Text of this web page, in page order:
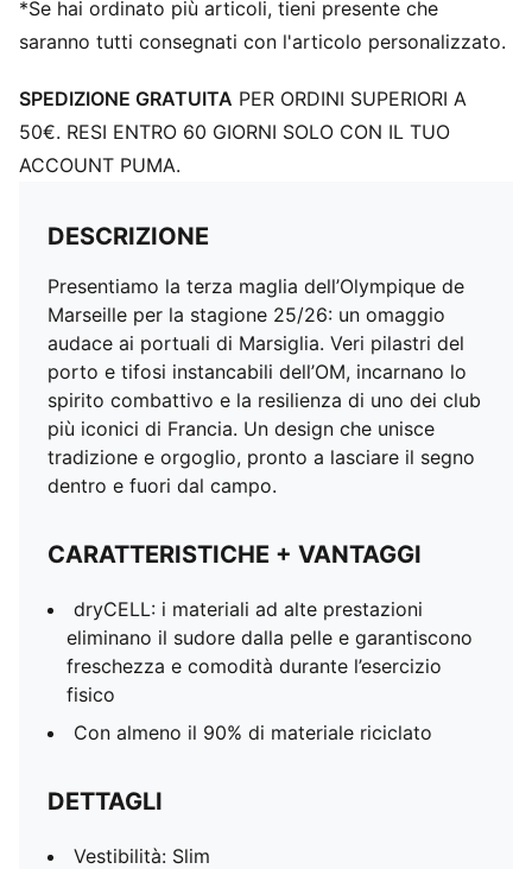
*Se hai ordinato più articoli, tieni presente che
saranno tutti consegnati con l'articolo personalizzato.
SPEDIZIONE GRATUITA PER ORDINI SUPERIORI A
50€. RESI ENTRO 60 GIORNI SOLO CON IL TUO
ACCOUNT PUMA.
DESCRIZIONE
Presentiamo la terza maglia dell’Olympique de
Marseille per la stagione 25/26: un omaggio
audace ai portuali di Marsiglia. Veri pilastri del
porto e tifosi instancabili dell’OM, incarnano lo
spirito combattivo e la resilienza di uno dei club
più iconici di Francia. Un design che unisce
tradizione e orgoglio, pronto a lasciare il segno
dentro e fuori dal campo.
CARATTERISTICHE + VANTAGGI
dryCELL: i materiali ad alte prestazioni
eliminano il sudore dalla pelle e garantiscono
freschezza e comodità durante l’esercizio
fisico
Con almeno il 90% di materiale riciclato
DETTAGLI
Vestibilità: Slim